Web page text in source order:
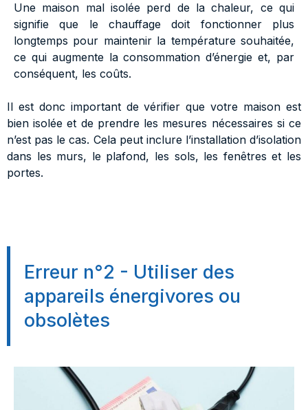
Une maison mal isolée perd de la chaleur, ce qui
signifie que le chauffage doit fonctionner plus
longtemps pour maintenir la température souhaitée,
ce qui augmente la consommation d’énergie et, par
conséquent, les coûts.
Il est donc important de vérifier que votre maison est
bien isolée et de prendre les mesures nécessaires si ce
n’est pas le cas. Cela peut inclure l’installation d’isolation
dans les murs, le plafond, les sols, les fenêtres et les
portes.
Erreur n°2 - Utiliser des
appareils énergivores ou
obsolètes